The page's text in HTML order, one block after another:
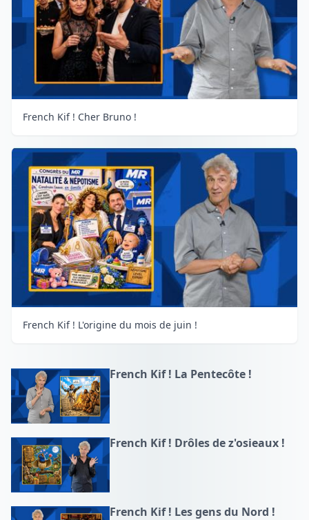
French Kif ! Cher Bruno !
French Kif ! L'origine du mois de juin !
French Kif ! La Pentecôte !
French Kif ! Drôles de z'osieaux !
French Kif ! Les gens du Nord !